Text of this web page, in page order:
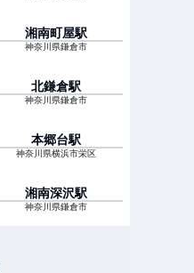
湘南町屋駅
神奈川県鎌倉市
北鎌倉駅
神奈川県鎌倉市
本郷台駅
神奈川県横浜市栄区
湘南深沢駅
神奈川県鎌倉市